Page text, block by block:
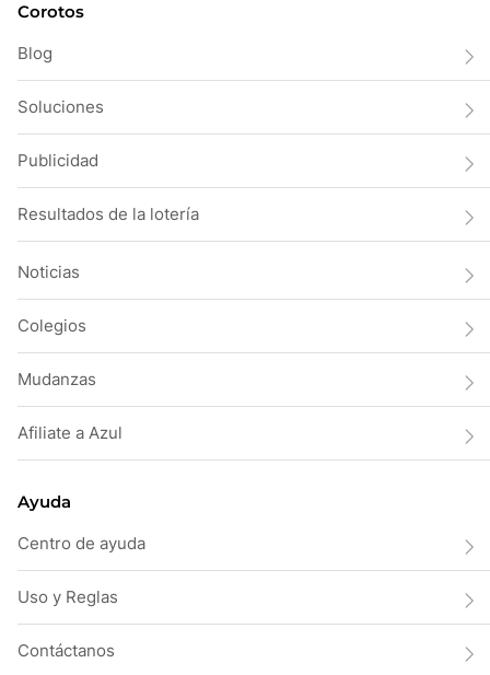
Corotos
Blog
Soluciones
Publicidad
Resultados de la lotería
Noticias
Colegios
Mudanzas
Afiliate a Azul
Ayuda
Centro de ayuda
Uso y Reglas
Contáctanos